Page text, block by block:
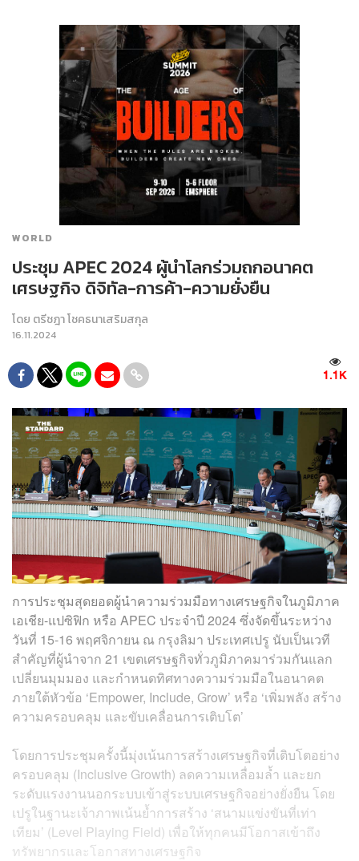
WORLD
ประชุม APEC 2024 ผู้นำโลกร่วมถกอนาคต
เศรษฐกิจ ดิจิทัล-การค้า-ความยั่งยืน
โดย ตรีชฎา โชคธนาเสริมสกุล
16.11.2024
1.1K
การประชุมสุดยอดผู้นำความร่วมมือทางเศรษฐกิจในภูมิภาค
เอเชีย-แปซิฟิก หรือ APEC ประจำปี 2024 ซึ่งจัดขึ้นระหว่าง
วันที่ 15-16 พฤศจิกายน ณ กรุงลิมา ประเทศเปรู นับเป็นเวที
สำคัญที่ผู้นำจาก 21 เขตเศรษฐกิจทั่วภูมิภาคมาร่วมกันแลก
เปลี่ยนมุมมอง และกำหนดทิศทางความร่วมมือในอนาคต
ภายใต้หัวข้อ ‘Empower, Include, Grow’ หรือ ‘เพิ่มพลัง สร้าง
ความครอบคลุม และขับเคลื่อนการเติบโต’
โดยการประชุมครั้งนี้มุ่งเน้นการสร้างเศรษฐกิจที่เติบโตอย่าง
ครอบคลุม (Inclusive Growth) ลดความเหลื่อมล้ำ และยก
ระดับแรงงานนอกระบบเข้าสู่ระบบเศรษฐกิจอย่างยั่งยืน โดย
เปรูในฐานะเจ้าภาพเน้นย้ำการสร้าง ‘สนามแข่งขันที่เท่า
เทียม’ (Level Playing Field) เพื่อให้ทุกคนมีโอกาสเข้าถึง
ทรัพยากรและโอกาสทางเศรษฐกิจ